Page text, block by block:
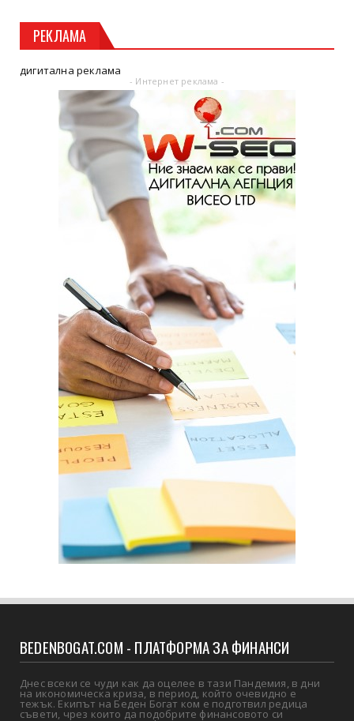
РЕКЛАМА
дигитална реклама
- Интернет реклама -
BEDENBOGAT.COM - ПЛАТФОРМА ЗА ФИНАНСИ
Днес всеки се чуди как да оцелее в тази Пандемия, в дни
на икономическа криза, в период, който очевидно е
тежък. Екипът на Беден Богат ком е подготвил редица
съвети, чрез които да подобрите финансовото си